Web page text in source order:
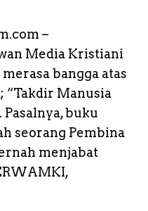
s
e
n
g
e
r
p
e
il y
L
i
k
e
–
Media Kristiani
bangga atas
Manusia
buku
seorang Pembina
menjabat